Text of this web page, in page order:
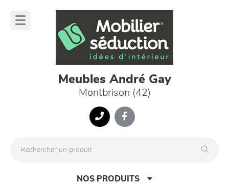
Meubles André Gay
Montbrison (42)
NOS PRODUITS